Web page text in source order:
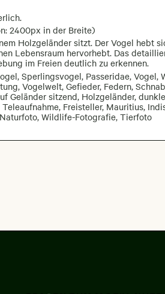
2400px in der Breite)
Holzgeländer sitzt. Der Vogel hebt
Lebensraum hervorhebt. Das
im Freien deutlich zu erkennen.
Sperlingsvogel, Passeridae, Vogel,
Vogelwelt, Gefieder, Federn,
Geländer sitzend, Holzgeländer,
Freisteller, Mauritius,
Wildlife-Fotografie, Tierfoto